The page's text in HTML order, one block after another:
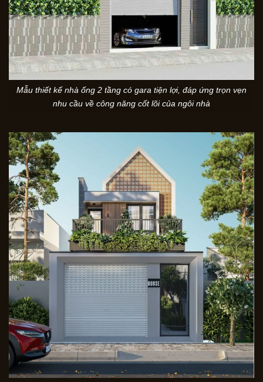
Mẫu thiết kế nhà ống 2 tầng có gara tiện lợi, đáp ứng trọn vẹn
nhu cầu về công năng cốt lõi của ngôi nhà